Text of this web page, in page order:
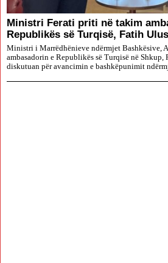
Ministri Ferati priti në takim
Republikës së Turqisë, Fatih
Ministri i Marrëdhënieve ndërmjet Bashkësive,
ambasadorin e Republikës së Turqisë në
diskutuan për avancimin e bashkëpunimit